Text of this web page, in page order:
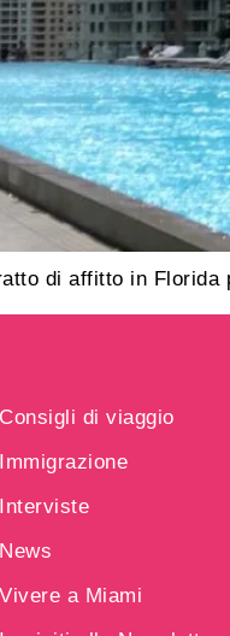
di affitto in
Consigli di viaggio
Immigrazione
Interviste
News
Vivere a Miami